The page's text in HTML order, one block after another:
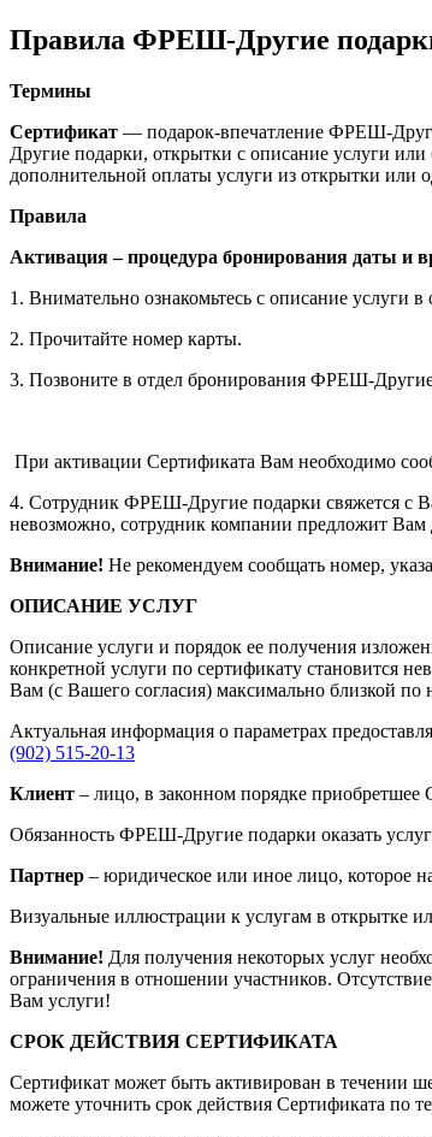
Правила ФРЕШ-Другие
Термины
Сертификат — подарок-впечатление ФРЕШ-
Другие подарки, открытки с описание услуги
дополнительной оплаты услуги из открытки или
Правила
Активация – процедура бронирования даты и
1. Внимательно ознакомьтесь с описание услуги в
2. Прочитайте номер карты.
3. Позвоните в отдел бронирования ФРЕШ-
При активации Сертификата Вам необходимо
4. Сотрудник ФРЕШ-Другие подарки свяжется с
невозможно, сотрудник компании предложит Вам
Внимание! Не рекомендуем сообщать номер,
ОПИСАНИЕ УСЛУГ
Описание услуги и порядок ее получения
конкретной услуги по сертификату становится
Вам (с Вашего согласия) максимально близкой
Актуальная информация о параметрах
(902) 515-20-13
Клиент – лицо, в законном порядке
Обязанность ФРЕШ-Другие подарки оказать
Партнер – юридическое или иное лицо, которое
Визуальные иллюстрации к услугам в открытке
Внимание! Для получения некоторых услуг
ограничения в отношении участников.
Вам услуги!
СРОК ДЕЙСТВИЯ СЕРТИФИКАТА
Сертификат может быть активирован в течении
можете уточнить срок действия Сертификата по